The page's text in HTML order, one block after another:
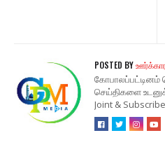
POSTED BY
கோபாலப்பட்டினம்
செய்திகளை
Joint &